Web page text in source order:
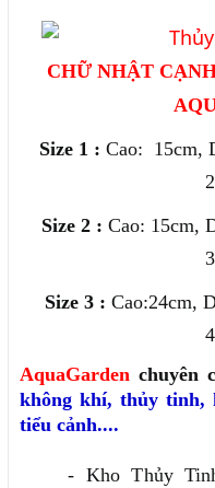
CHỮ NHẬT
Size 1 : Cao: 15cm,
Size 2 : Cao: 15cm,
Size 3 : Cao:24cm,
AquaGarden chuyên
không khí, thủy tinh,
tiểu cảnh....
- Kho Thủy Tinh